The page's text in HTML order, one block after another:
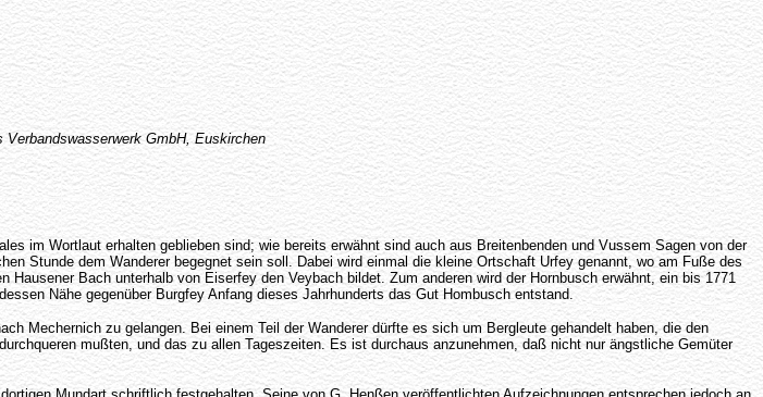
GmbH, Euskirchen
im Wortlaut erhalten geblieben sind; wie bereits erwähnt sind auch aus Breitenbenden und Vussem Sagen von der
Stunde dem Wanderer begegnet sein soll. Dabei wird einmal die kleine Ortschaft Urfey genannt, wo am Fuße des
Bach unterhalb von Eiserfey den Veybach bildet. Zum anderen wird der Hornbusch erwähnt, ein bis 1771
Nähe gegenüber Burgfey Anfang dieses Jahrhunderts das Gut Hombusch entstand.
Mechernich zu gelangen. Bei einem Teil der Wanderer dürfte es sich um Bergleute gehandelt haben, die den
mußten, und das zu allen Tageszeiten. Es ist durchaus anzunehmen, daß nicht nur ängstliche Gemüter